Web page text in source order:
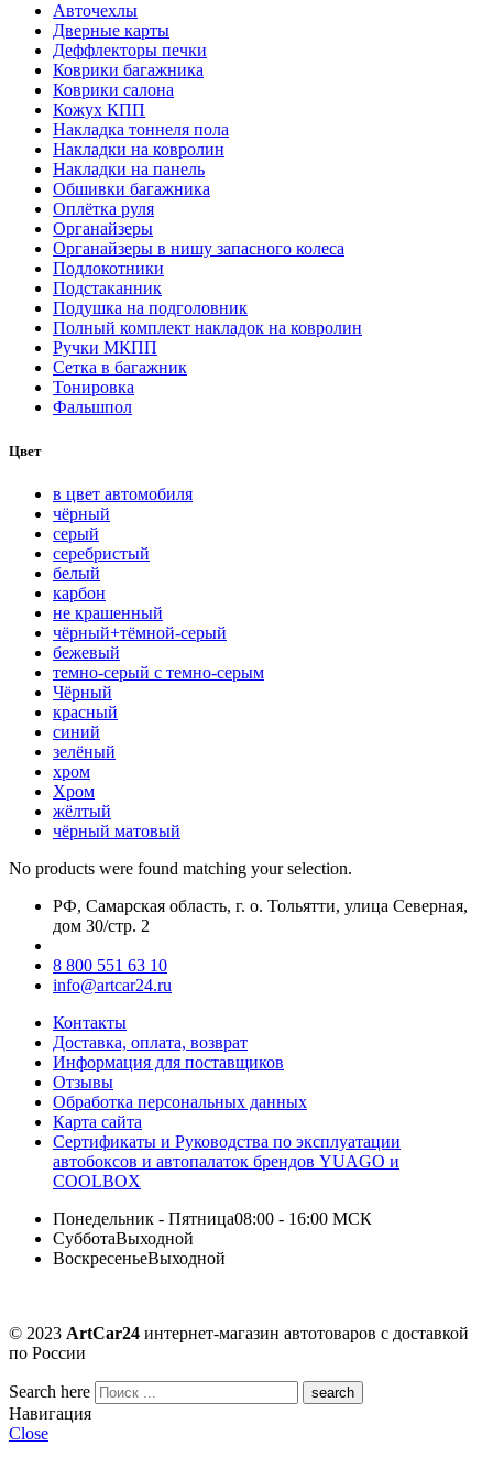
Авточехлы
Дверные карты
Деффлекторы печки
Коврики багажника
Коврики салона
Кожух КПП
Накладка тоннеля пола
Накладки на ковролин
Накладки на панель
Обшивки багажника
Оплётка руля
Органайзеры
Органайзеры в нишу запасного колеса
Подлокотники
Подстаканник
Подушка на подголовник
Полный комплект накладок на ковролин
Ручки МКПП
Сетка в багажник
Тонировка
Фальшпол
Цвет
в цвет автомобиля
чёрный
серый
серебристый
белый
карбон
нe кpaшeнный
чёрный+тёмной-серый
бежевый
темно-серый с темно-серым
Чёрный
красный
синий
зелёный
хром
Хром
жёлтый
чёрный матовый
No products were found matching your selection.
РФ, Самарская область, г. о. Тольятти, улица Северная,
дом 30/стр. 2
8 800 551 63 10
info@artcar24.ru
Контакты
Доставка, оплата, возврат
Информация для поставщиков
Отзывы
Обработка персональных данных
Карта сайта
Сертификаты и Руководства по эксплуатации
автобоксов и автопалаток брендов YUAGO и
COOLBOX
Понедельник - Пятница08:00 - 16:00 МСК
СубботаВыходной
ВоскресеньеВыходной
© 2023 ArtCar24 интернет-магазин автотоваров с доставкой
по России
Search here
Навигация
Close